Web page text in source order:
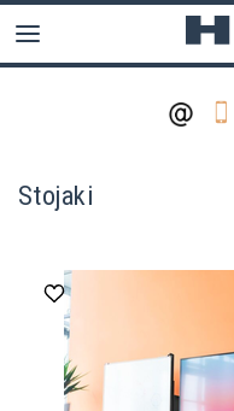
Stojaki